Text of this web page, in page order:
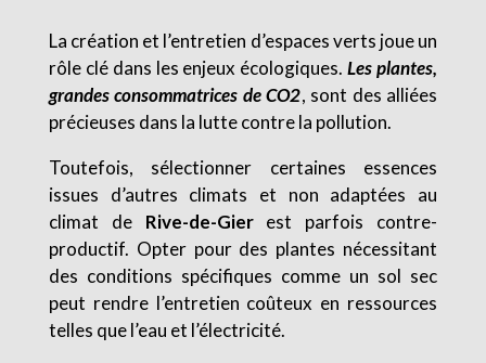
La création et l’entretien d’espaces verts joue un
rôle clé dans les enjeux écologiques.Les plantes,
grandes consommatrices de CO2, sont des alliées
précieuses dans la lutte contre la pollution.
Toutefois, sélectionner certaines essences
issues d’autres climats et non adaptées au
climat de Rive-de-Gierest parfois contre-
productif. Opter pour des plantes nécessitant
des conditions spécifiques comme un sol sec
peut rendre l’entretien coûteux en ressources
telles que l’eau et l’électricité.